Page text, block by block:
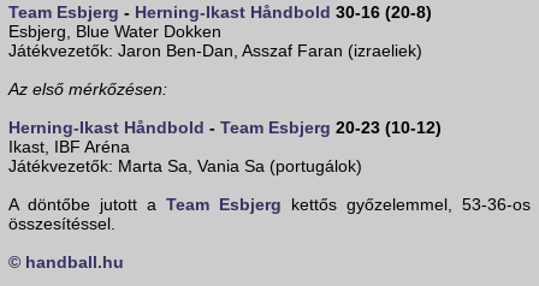
Team Esbjerg - Herning-Ikast Håndbold 30-16 (20-8)
Esbjerg, Blue Water Dokken
Játékvezetők: Jaron Ben-Dan, Asszaf Faran (izraeliek)
Az első mérkőzésen:
Herning-Ikast Håndbold - Team Esbjerg 20-23 (10-12)
Ikast, IBF Aréna
Játékvezetők: Marta Sa, Vania Sa (portugálok)
A döntőbe jutott a Team Esbjerg kettős győzelemmel, 53-36-os
összesítéssel.
© handball.hu